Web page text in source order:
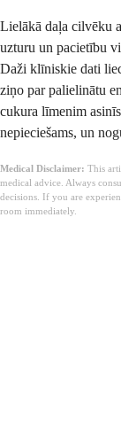
Lielākā daļa cilvēku
uzturu un pacietību
Daži klīniskie dati
ziņo par palielinātu
cukura līmenim
nepieciešams, un
Medical Disclaimer: This
medical advice. Always
decisions. If you are
room immediately.